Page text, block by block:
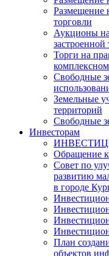
Размещение
торговли
Аукционы на
застроенной
Торги на
Свободные
Земельные
территорий
Свободные
Инвесторам
Обращение
Совет по
развитию
в городе
План
объектов